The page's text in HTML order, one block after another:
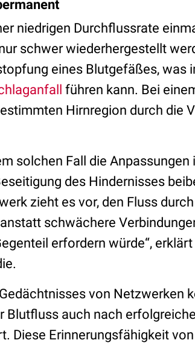
niedrigen Durchflussrate
schwer wiederhergestellt
eines Blutgefäßes, was
führen kann. Bei
Hirnregion durch die
solchen Fall die
des Hindernisses
zieht es vor, den Fluss
schwächere
erfordern würde“,
von Netzwerken
Blutfluss auch nach
Diese Erinnerungsfähigkeit